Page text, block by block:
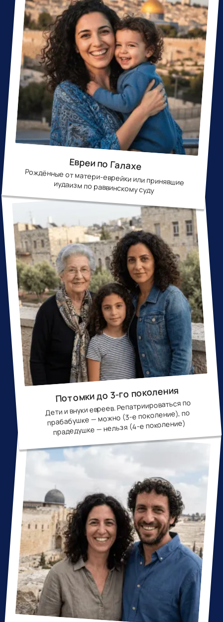
Евреи по Галахе
Рождённые от матери-еврейки или принявшие иудаизм по раввинскому суду
Потомки до 3-го поколения
Дети и внуки евреев. Репатриироваться по
прабабушке — можно (3-е поколение), по
прадедушке — нельзя (4-е поколение)